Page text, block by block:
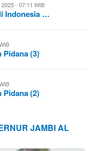
2025 - 07:11 WIB
Indonesia …
Pidana (3)
Pidana (2)
JAMBI AL